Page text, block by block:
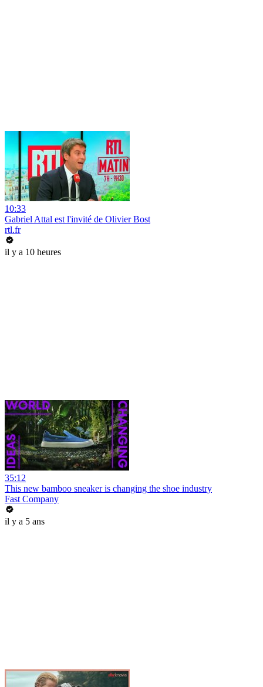
10:33
Gabriel Attal est l'invité de Olivier Bost
rtl.fr
il y a 10 heures
35:12
This new bamboo sneaker is changing the shoe industry
Fast Company
il y a 5 ans